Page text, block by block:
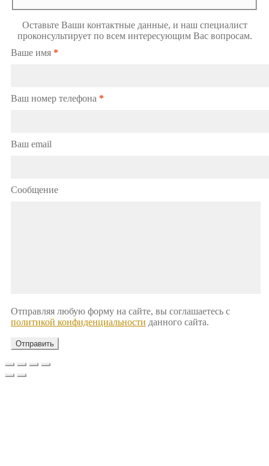
Оставьте Ваши контактные данные, и наш специалист
проконсультирует по всем интересующим Вас вопросам.
Ваше имя *
Ваш номер телефона *
Ваш email
Сообщение
Отправляя любую форму на сайте, вы соглашаетесь с
политикой конфиденциальности данного сайта.